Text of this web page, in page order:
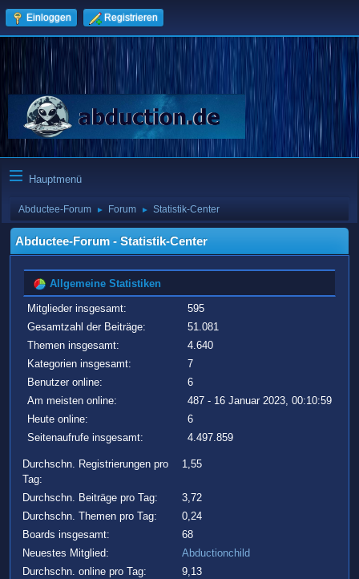
Einloggen Registrieren
Hauptmenü
Abductee-Forum ► Forum ► Statistik-Center
Abductee-Forum - Statistik-Center
Allgemeine Statistiken
Mitglieder insgesamt:
595
Gesamtzahl der Beiträge:
51.081
Themen insgesamt:
4.640
Kategorien insgesamt:
7
Benutzer online:
6
Am meisten online:
487 - 16 Januar 2023, 00:10:59
Heute online:
6
Seitenaufrufe insgesamt:
4.497.859
Durchschn. Registrierungen pro
Tag:
1,55
Durchschn. Beiträge pro Tag:
3,72
Durchschn. Themen pro Tag:
0,24
Boards insgesamt:
68
Neuestes Mitglied:
Abductionchild
Durchschn. online pro Tag:
9,13